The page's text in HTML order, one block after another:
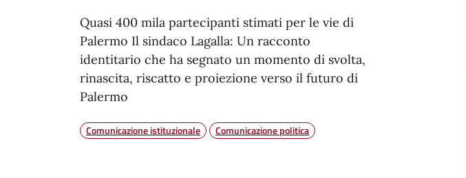
Quasi 400 mila partecipanti stimati per le vie di
Palermo Il sindaco Lagalla: Un racconto
identitario che ha segnato un momento di svolta,
rinascita, riscatto e proiezione verso il futuro di
Palermo
Comunicazione istituzionale Comunicazione politica